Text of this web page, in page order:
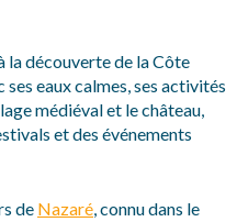
la découverte de la Côte
eaux calmes, ses activités
médiéval et le château,
et des événements
de Nazaré , connu dans le